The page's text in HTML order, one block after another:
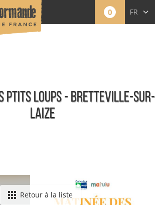
0 FR
PTITS LOUPS - BRETTEVILLE-SUR-
LAIZE
Retour à la liste